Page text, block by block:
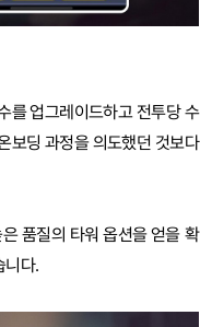
를 업그레이드하고 전투당 수
보딩 과정을 의도했던 것보다
품질의 타워 옵션을 얻을 확
니다.